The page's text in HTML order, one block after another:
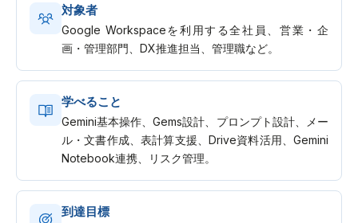
対象者
Google Workspaceを利用する全社員、営業・企
画・管理部門、DX推進担当、管理職など。
学べること
Gemini基本操作、Gems設計、プロンプト設計、メー
ル・文書作成、表計算支援、Drive資料活用、Gemini
Notebook連携、リスク管理。
到達目標